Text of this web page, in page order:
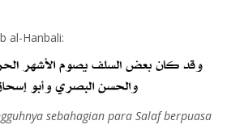
al-Hanbali:
sebahagian para Salaf berpuasa